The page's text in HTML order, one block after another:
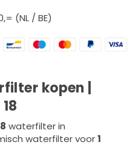
(NL / BE)
kopen |
waterfilter in
waterfilter voor1